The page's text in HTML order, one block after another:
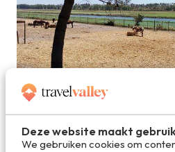
Deze website maakt
We gebruiken cookies om
Veel `wilde` paarden en